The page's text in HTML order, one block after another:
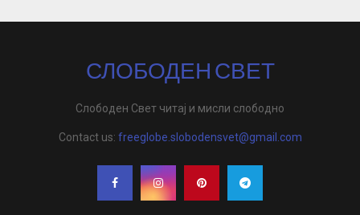
СЛОБОДЕН СВЕТ
Слободен Свет читај и мисли слободно
Contact us: freeglobe.slobodensvet@gmail.com